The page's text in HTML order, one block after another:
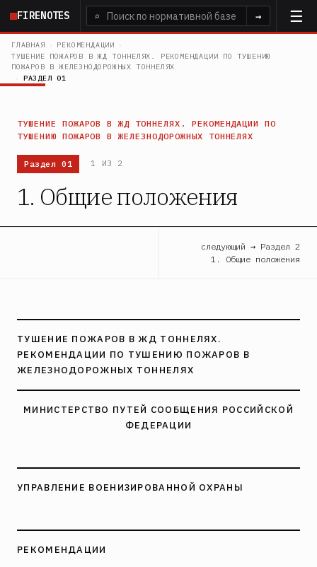
Перейти
основному
содержанию
FIRENOTES ⌕ →
ГЛАВНАЯ › РЕКОМЕНДАЦИИ
›
ТУШЕНИЕ ПОЖАРОВ В ЖД ТОННЕЛЯХ. РЕКОМЕНДАЦИИ ПО ТУШЕНИЮ
ПОЖАРОВ В ЖЕЛЕЗНОДОРОЖНЫХ ТОННЕЛЯХ
›
РАЗДЕЛ 01
ТУШЕНИЕ ПОЖАРОВ В ЖД ТОННЕЛЯХ. РЕКОМЕНДАЦИИ ПО
ТУШЕНИЮ ПОЖАРОВ В ЖЕЛЕЗНОДОРОЖНЫХ ТОННЕЛЯХ
Раздел 01 1 ИЗ 2
1. Общие положения
следующий → Раздел 2
1. Общие положения
ТУШЕНИЕ ПОЖАРОВ В ЖД ТОННЕЛЯХ.
РЕКОМЕНДАЦИИ ПО ТУШЕНИЮ ПОЖАРОВ В
ЖЕЛЕЗНОДОРОЖНЫХ ТОННЕЛЯХ
МИНИСТЕРСТВО ПУТЕЙ СООБЩЕНИЯ РОССИЙСКОЙ
ФЕДЕРАЦИИ
УПРАВЛЕНИЕ ВОЕНИЗИРОВАННОЙ ОХРАНЫ
РЕКОМЕНДАЦИИ